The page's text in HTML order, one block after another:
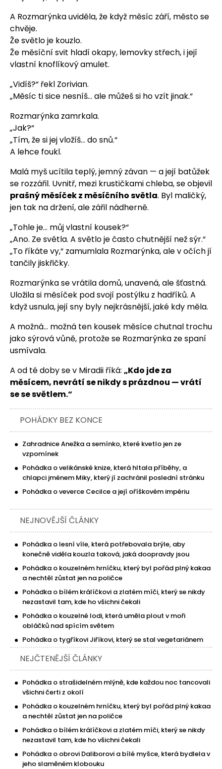
A Rozmarýnka uviděla, že když měsíc září, město se
chvěje.
Že světlo je kouzlo.
Že měsíční svit hladí okapy, lemovky střech, i její
vlastní knoflíkový amulet.
„Vidíš?“ řekl Zorivian.
„Měsíc ti sice nesníš… ale můžeš si ho vzít jinak.“
Rozmarýnka zamrkala.
„Jak?“
„Tím, že si jej vložíš… do snů.“
A lehce foukl.
Malá myš ucítila teplý, jemný závan — a její batůžek
se rozzářil. Uvnitř, mezi krustičkami chleba, se objevil
prašný měsíček z měsíčního světla. Byl maličký,
jen tak na držení, ale zářil nádherně.
„Tohle je… můj vlastní kousek?“
„Ano. Ze světla. A světlo je často chutnější než sýr.“
„To říkáte vy,“ zamumlala Rozmarýnka, ale v očích jí
tančily jiskřičky.
Rozmarýnka se vrátila domů, unavená, ale šťastná.
Uložila si měsíček pod svojí postýlku z hadříků. A
když usnula, její sny byly nejkrásnější, jaké kdy měla.
A možná… možná ten kousek měsíce chutnal trochu
jako sýrová vůně, protože se Rozmarýnka ze spaní
usmívala.
A od té doby se v Miradii říká: „Kdo jde za
měsícem, nevrátí se nikdy s prázdnou — vrátí
se se světlem.“
POHÁDKY BEZ KONCE
Zahradnice Anežka a semínko, které kvetlo jen ze
vzpomínek
Pohádka o velikánské knize, která hltala příběhy, a
chlapci jménem Miky, který jí zachránil poslední stránku
Pohádka o veverce Cecilce a její oříškovém impériu
NEJNOVĚJŠÍ ČLÁNKY
Pohádka o lesní víle, která potřebovala brýle, aby
konečně viděla kouzla taková, jaká doopravdy jsou
Pohádka o kouzelném hrníčku, který byl pořád plný kakaa
a nechtěl zůstat jen na poličce
Pohádka o bílém králíčkovi a zlatém míči, který se nikdy
nezastavil tam, kde ho všichni čekali
Pohádka o kouzelné lodi, která uměla plout v moři
obláčků nad spícím světem
Pohádka o tygříkovi Jiříkovi, který se stal vegetariánem
NEJČTENĚJŠÍ ČLÁNKY
Pohádka o strašidelném mlýně, kde každou noc tancovali
všichni čerti z okolí
Pohádka o kouzelném hrníčku, který byl pořád plný kakaa
a nechtěl zůstat jen na poličce
Pohádka o bílém králíčkovi a zlatém míči, který se nikdy
nezastavil tam, kde ho všichni čekali
Pohádka o obrovi Daliborovi a bílé myšce, která bydlela v
jeho slaměném klobouku